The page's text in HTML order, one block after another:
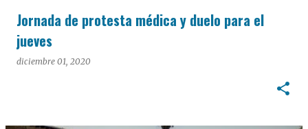
Jornada de protesta médica y duelo para el
jueves
diciembre 01, 2020